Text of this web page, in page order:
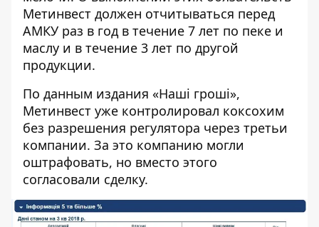
Метинвест должен отчитываться перед
АМКУ раз в год в течение 7 лет по пеке и
маслу и в течение 3 лет по другой
продукции.
По данным издания «Наші гроші»,
Метинвест уже контролировал коксохим
без разрешения регулятора через третьи
компании. За это компанию могли
оштрафовать, но вместо этого
согласовали сделку.